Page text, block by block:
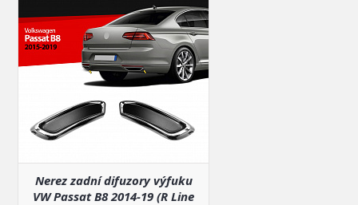
Nerez zadní difuzory výfuku
VW Passat B8 2014-19 (R Line